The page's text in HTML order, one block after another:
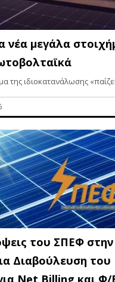
νέα μεγάλα
της ιδιοκατανάλωσης
του ΣΠΕΦ στην
Διαβούλευση του
Νet Βilling και Φ/